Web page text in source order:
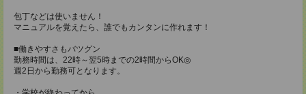
包丁などは使いません！
マニュアルを覚えたら、誰でもカンタンに作れます！
■働きやすさもバツグン
勤務時間は、22時～翌5時までの2時間からOK◎
週2日から勤務可となります。